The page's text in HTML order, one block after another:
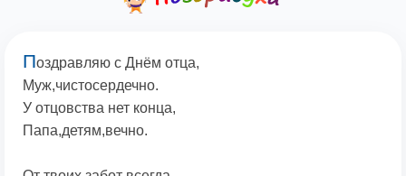
Поздравляю с Днём отца,
Муж,чистосердечно.
У отцовства нет конца,
Папа,детям,вечно.